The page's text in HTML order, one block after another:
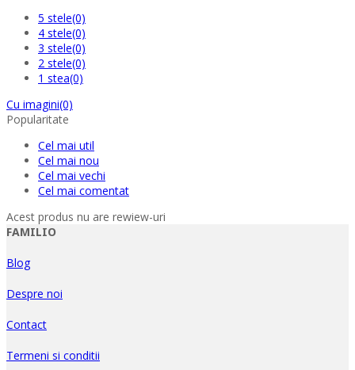
5 stele(0)
4 stele(0)
3 stele(0)
2 stele(0)
1 stea(0)
Cu imagini(0)
Popularitate
Cel mai util
Cel mai nou
Cel mai vechi
Cel mai comentat
Acest produs nu are rewiew-uri
FAMILIO
Blog
Despre noi
Contact
Termeni si conditii